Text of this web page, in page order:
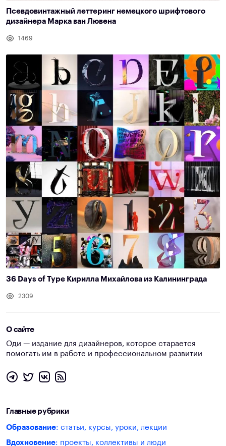
Псевдовинтажный леттеринг немецкого шрифтового
дизайнера Марка ван Лювена
1469
36 Days of Type Кирилла Михайлова из Калининграда
2309
О сайте
Оди — издание для дизайнеров, которое старается
помогать им в работе и профессиональном развитии
Главные рубрики
Образование: статьи, курсы, уроки, лекции
Вдохновение: проекты, коллективы и люди